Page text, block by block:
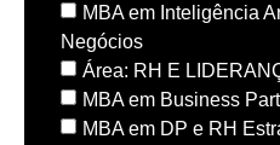
MBA em Inteligência
Negócios
Área: RH E
MBA em Business
MBA em DP e RH